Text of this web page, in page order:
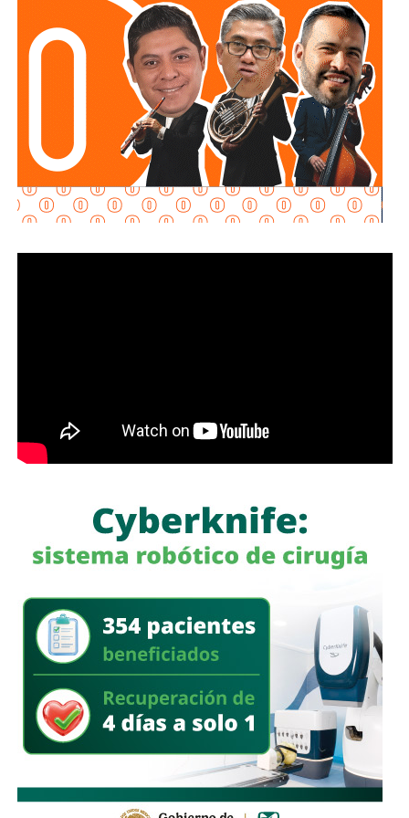
que diariamente utilizan esta importante vialidad.
El Gobierno de la Capitalagradece la comprensión y
estas labores e invita arespetarla señalización